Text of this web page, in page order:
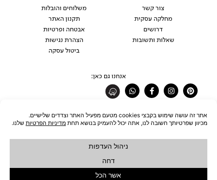
צור קשר
מחלקה עסקית
דרושים
שאלות ותשובות
משלוחים והובלות
תקנון האתר
אבטחה ופרטיות
הצהרת נגישות
ביטול עסקה
אנחנו גם כאן:
Pinterest
Instagram
Facebook-
f
Whatsapp
רוצים להתעדכן לפני כולם?